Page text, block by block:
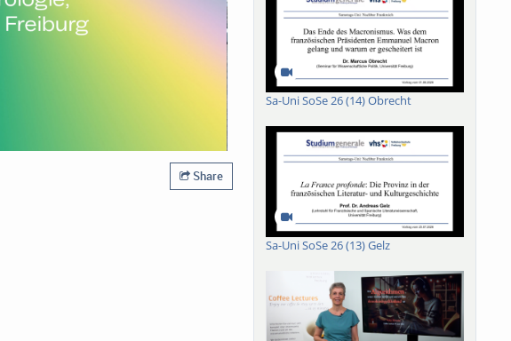
Share
Sa-Uni SoSe 26 (14) Obrecht
Sa-Uni SoSe 26 (13) Gelz